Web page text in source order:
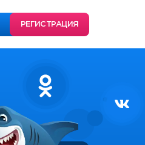
РЕГИСТРАЦИЯ